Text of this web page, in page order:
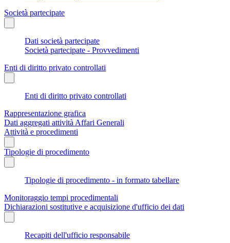
Società partecipate
Dati società partecipate
Società partecipate - Provvedimenti
Enti di diritto privato controllati
Enti di diritto privato controllati
Rappresentazione grafica
Dati aggregati attività Affari Generali
Attività e procedimenti
Tipologie di procedimento
Tipologie di procedimento - in formato tabellare
Monitoraggio tempi procedimentali
Dichiarazioni sostitutive e acquisizione d'ufficio dei dati
Recapiti dell'ufficio responsabile